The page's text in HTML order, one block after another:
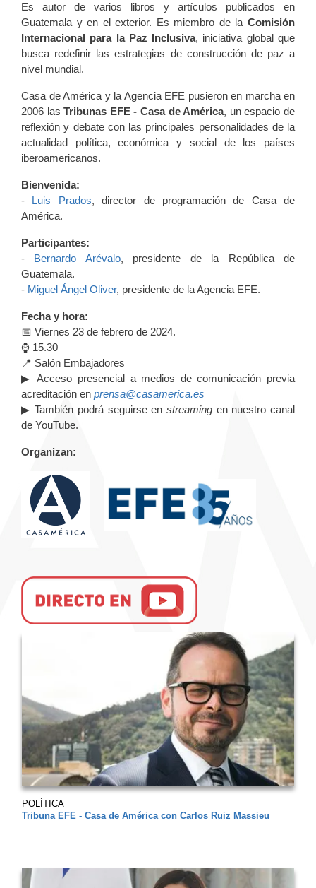
Es autor de varios libros y artículos publicados en
Guatemala y en el exterior. Es miembro de la Comisión
Internacional para la Paz Inclusiva, iniciativa global que
busca redefinir las estrategias de construcción de paz a
nivel mundial.
Casa de América y la Agencia EFE pusieron en marcha en
2006 lasTribunas EFE - Casa de América, un espacio de
reflexión y debate con las principales personalidades de la
actualidad política, económica y social de los países
iberoamericanos.
Bienvenida:
- Luis Prados, director de programación de Casa de
América.
Participantes:
- Bernardo Arévalo, presidente de la República de
Guatemala.
- Miguel Ángel Oliver, presidente de la Agencia EFE.
Fecha y hora:
📅 Viernes 23 de febrero de 2024.
⌚️ 15.30
📍 Salón Embajadores
▶ Acceso presencial a medios de comunicación previa
acreditación en prensa@casamerica.es
▶ También podrá seguirse en streaming en nuestro canal
de YouTube.
Organizan:
POLÍTICA
Tribuna EFE - Casa de América con Carlos Ruiz Massieu